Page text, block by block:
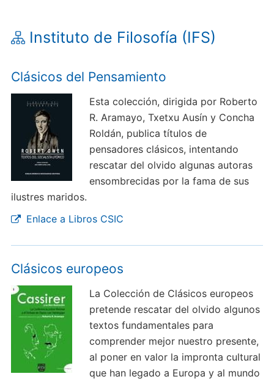
Instituto de Filosofía (IFS)
Clásicos del Pensamiento
Esta colección, dirigida por Roberto
R. Aramayo, Txetxu Ausín y Concha
Roldán, publica títulos de
pensadores clásicos, intentando
rescatar del olvido algunas autoras
ensombrecidas por la fama de sus
ilustres maridos.
Enlace a Libros CSIC
Clásicos europeos
La Colección de Clásicos europeos
pretende rescatar del olvido algunos
textos fundamentales para
comprender mejor nuestro presente,
al poner en valor la impronta cultural
que han legado a Europa y al mundo